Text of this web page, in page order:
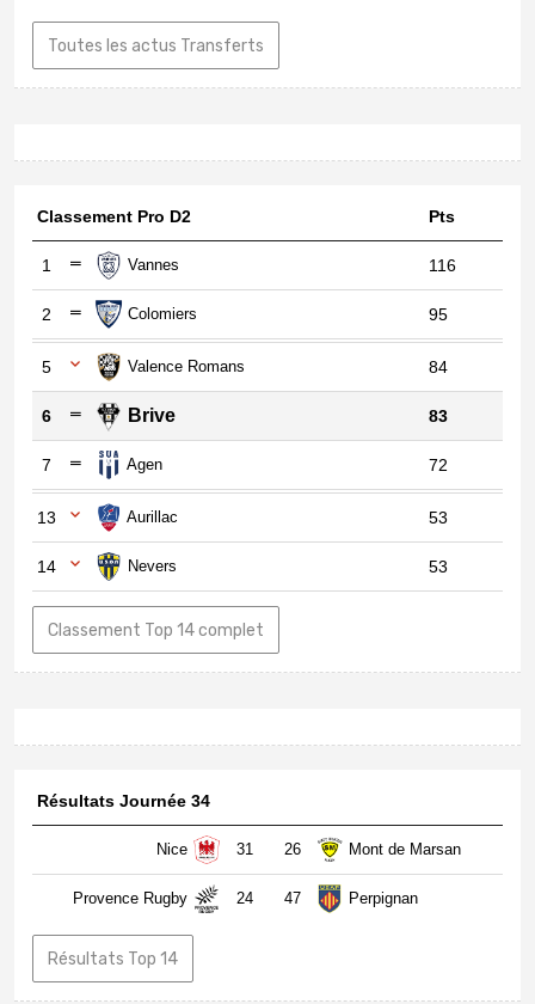
Toutes les actus Transferts
Classement Pro D2 Pts
1 Vannes 116
2 Colomiers 95
5 Valence Romans 84
6 Brive 83
7 Agen 72
13 Aurillac 53
14 Nevers 53
Classement Top 14 complet
Résultats Journée 34
Nice 31 26 Mont de Marsan
Provence Rugby 24 47 Perpignan
Résultats Top 14